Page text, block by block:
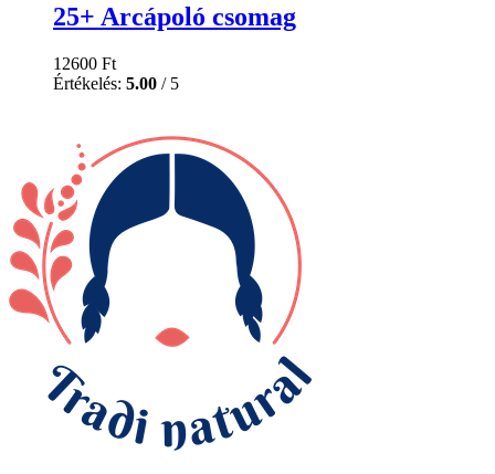
25+ Arcápoló csomag
12600 Ft
Értékelés: 5.00 / 5